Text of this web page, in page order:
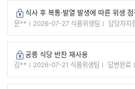
잠긴글식사 후 복통·발열 발생에 따른 위생
문** 2026-07-27 식품위생팀 담당자지
잠긴글공릉 식당 반찬 재사용
김** 2026-07-21 식품위생팀 답변완료